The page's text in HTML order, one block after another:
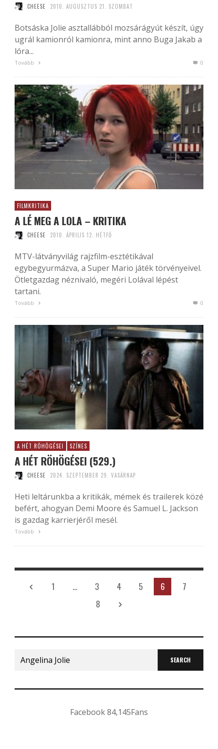
CHEESE 2010. AUGUSZTUS 21. SZOMBAT
Botsáska Jolie asztallábból mozsárágyút készít, úgy
ugrál kamionról kamionra, mint anno Buga Jakab a
lóra...
Tovább 0
FILMKRITIKA
A LÉ MEG A LOLA – KRITIKA
CHEESE 2010. ÁPRILIS 12. HÉTFŐ
MTV-látványvilág rajzfilm-esztétikával
egybegyurmázva, a Super Mario játék törvényeivel.
Ötletgazdag néznivaló, megéri Lolával lépést
tartani.
Tovább 0
A HÉT RÖHÖGÉSEI SZÍNES
A HÉT RÖHÖGÉSEI (529.)
CHEESE 2024. SZEPTEMBER 29. VASÁRNAP
Heti leltárunkba a kritikák, mémek és trailerek közé
befért, ahogyan Demi Moore és Samuel L. Jackson
is gazdag karrierjéről mesél.
Tovább
1 … 3 4 5 6
7
8
Search
for:
Facebook84,145Fans